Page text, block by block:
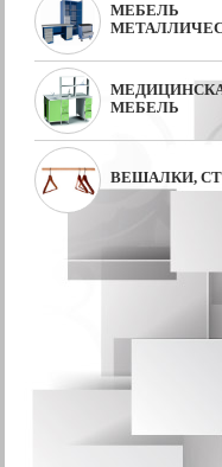
МЕБЕЛЬ
МЕБЕЛЬ
ВЕШАЛКИ,